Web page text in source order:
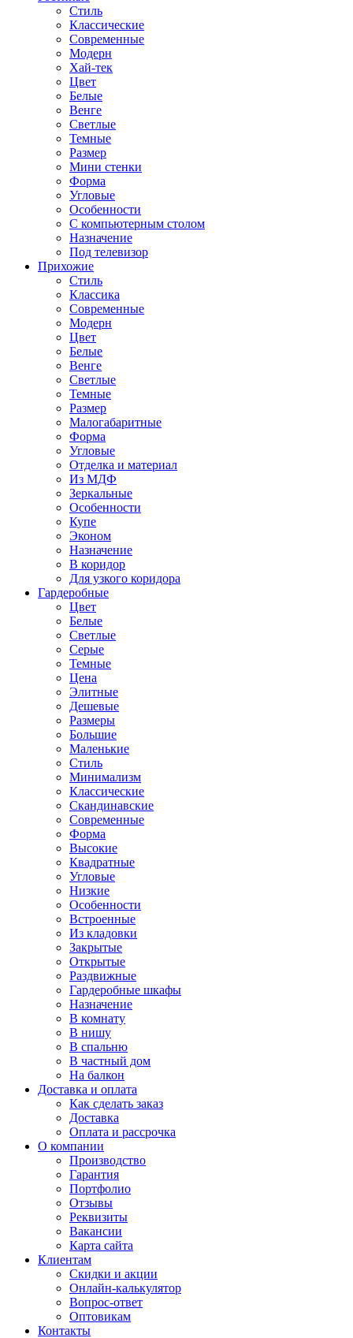
Стиль
Классические
Современные
Модерн
Хай-тек
Цвет
Белые
Венге
Светлые
Темные
Размер
Мини стенки
Форма
Угловые
Особенности
С компьютерным столом
Назначение
Под телевизор
Прихожие
Стиль
Классика
Современные
Модерн
Цвет
Белые
Венге
Светлые
Темные
Размер
Малогабаритные
Форма
Угловые
Отделка и материал
Из МДФ
Зеркальные
Особенности
Купе
Эконом
Назначение
В коридор
Для узкого коридора
Гардеробные
Цвет
Белые
Светлые
Серые
Темные
Цена
Элитные
Дешевые
Размеры
Большие
Маленькие
Стиль
Минимализм
Классические
Скандинавские
Современные
Форма
Высокие
Квадратные
Угловые
Низкие
Особенности
Встроенные
Из кладовки
Закрытые
Открытые
Раздвижные
Гардеробные шкафы
Назначение
В комнату
В нишу
В спальню
В частный дом
На балкон
Доставка и оплата
Как сделать заказ
Доставка
Оплата и рассрочка
О компании
Производство
Гарантия
Портфолио
Отзывы
Реквизиты
Вакансии
Карта сайта
Клиентам
Скидки и акции
Онлайн-калькулятор
Вопрос-ответ
Оптовикам
Контакты